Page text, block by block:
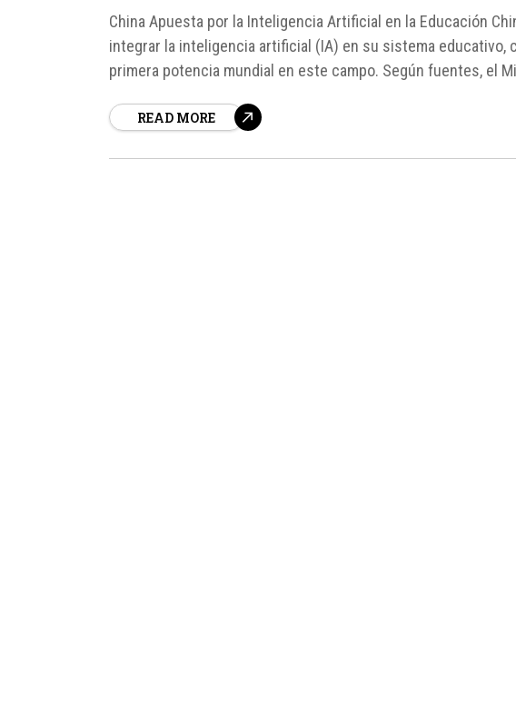
China Apuesta por la Inteligencia Artificial en la Educación
integrar la inteligencia artificial (IA) en su sistema educativo,
primera potencia mundial en este campo. Según fuentes, el
READ MORE